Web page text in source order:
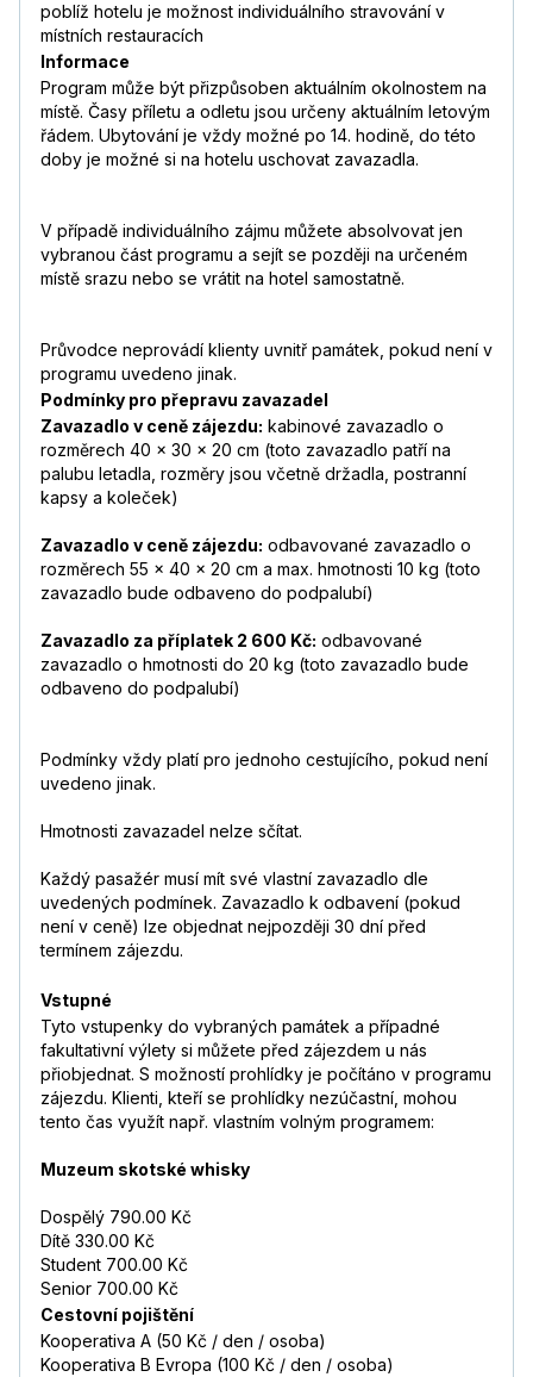
poblíž hotelu je možnost individuálního stravování v
místních restauracích
Informace
Program může být přizpůsoben aktuálním okolnostem na
místě. Časy příletu a odletu jsou určeny aktuálním letovým
řádem. Ubytování je vždy možné po 14. hodině, do této
doby je možné si na hotelu uschovat zavazadla.
V případě individuálního zájmu můžete absolvovat jen
vybranou část programu a sejít se později na určeném
místě srazu nebo se vrátit na hotel samostatně.
Průvodce neprovádí klienty uvnitř památek, pokud není v
programu uvedeno jinak.
Podmínky pro přepravu zavazadel
Zavazadlo v ceně zájezdu: kabinové zavazadlo o
rozměrech 40 x 30 x 20 cm (toto zavazadlo patří na
palubu letadla, rozměry jsou včetně držadla, postranní
kapsy a koleček)
Zavazadlo v ceně zájezdu: odbavované zavazadlo o
rozměrech 55 x 40 x 20 cm a max. hmotnosti 10 kg (toto
zavazadlo bude odbaveno do podpalubí)
Zavazadlo za příplatek 2 600 Kč: odbavované
zavazadlo o hmotnosti do 20 kg (toto zavazadlo bude
odbaveno do podpalubí)
Podmínky vždy platí pro jednoho cestujícího, pokud není
uvedeno jinak.
Hmotnosti zavazadel nelze sčítat.
Každý pasažér musí mít své vlastní zavazadlo dle
uvedených podmínek. Zavazadlo k odbavení (pokud
není v ceně) lze objednat nejpozději 30 dní před
termínem zájezdu.
Vstupné
Tyto vstupenky do vybraných památek a případné
fakultativní výlety si můžete před zájezdem u nás
přiobjednat. S možností prohlídky je počítáno v programu
zájezdu. Klienti, kteří se prohlídky nezúčastní, mohou
tento čas využít např. vlastním volným programem:
Muzeum skotské whisky
Dospělý 790.00 Kč
Dítě 330.00 Kč
Student 700.00 Kč
Senior 700.00 Kč
Cestovní pojištění
Kooperativa A (50 Kč / den / osoba)
Kooperativa B Evropa (100 Kč / den / osoba)